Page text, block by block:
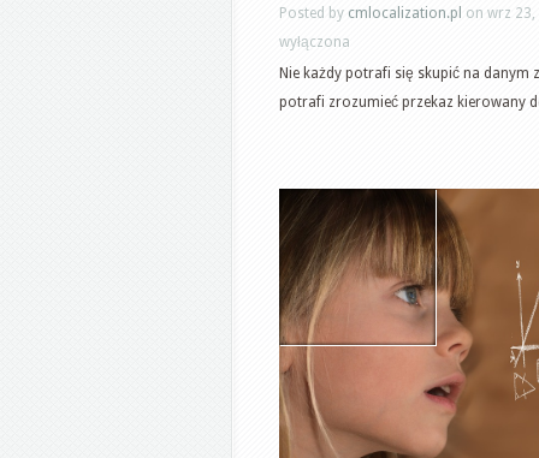
Posted by cmlocalization.pl on wrz 23,
wyłączona
Nie każdy potrafi się skupić na danym
potrafi zrozumieć przekaz kierowany